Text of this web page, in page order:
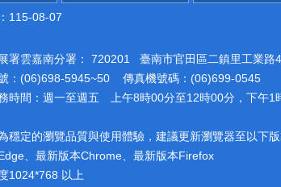
115-08-07
署雲嘉南分署： 720201 臺南市官田區二鎮里工業路
：(06)698-5945~50 傳真機號碼：(06)699-0545
時間：週一至週五 上午8時00分至12時00分，下午1
穩定的瀏覽品質與使用體驗，建議更新瀏覽器至以下版
、最新版本Chrome、最新版本Firefox
1024*768 以上